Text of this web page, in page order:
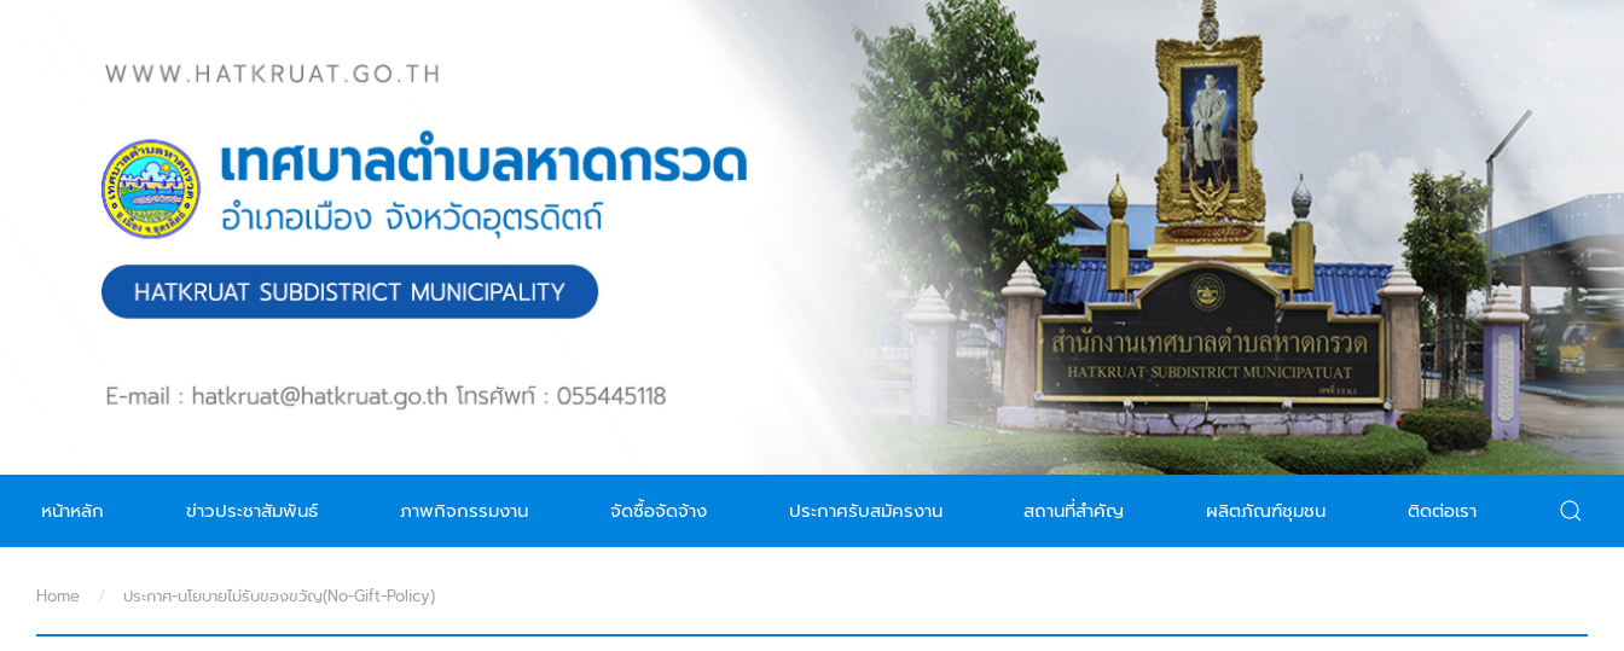
หน้าหลัก ข่าวประชาสัมพันธ์ ภาพกิจกรรมงาน จัดซื้อจัดจ้าง ประกาศรับสมัครงาน สถานที่สำคัญ ผลิตภัณฑ์ชุมชน ติดต่อเรา
Home ประกาศ-นโยบายไม่รับของขวัญ(No-Gift-Policy)